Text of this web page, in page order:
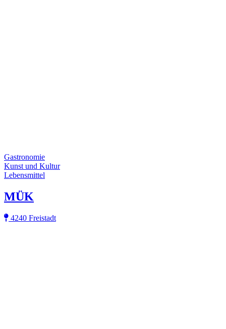
Gastronomie
Kunst und Kultur
Lebensmittel
MÜK
4240 Freistadt